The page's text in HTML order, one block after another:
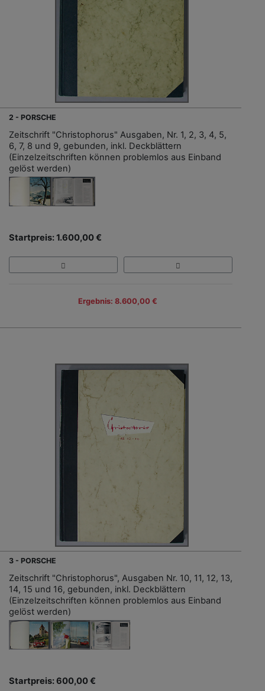
2 - PORSCHE
Zeitschrift "Christophorus" Ausgaben, Nr. 1, 2, 3, 4, 5,
6, 7, 8 und 9, gebunden, inkl. Deckblättern
(Einzelzeitschriften können problemlos aus Einband
gelöst werden)
Startpreis: 1.600,00 €
Ergebnis: 8.600,00 €
3 - PORSCHE
Zeitschrift "Christophorus", Ausgaben Nr. 10, 11, 12, 13,
14, 15 und 16, gebunden, inkl. Deckblättern
(Einzelzeitschriften können problemlos aus Einband
gelöst werden)
Startpreis: 600,00 €